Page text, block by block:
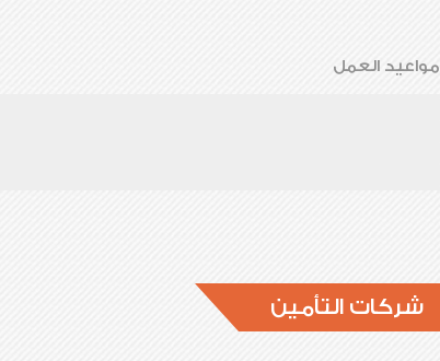
مواعيد العمل
شركات التأمين